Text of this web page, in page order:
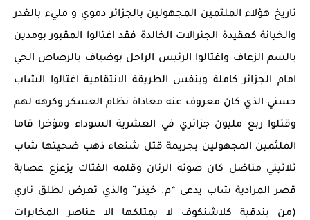
تاريخ هؤلاء الملثمين المجهولين بالجزائر دموي و مليء بالغدر
والخيانة كعقيدة الجنرالات الخالدة فقد اغتالوا المقبور بومدين
بالسم الزعاف واغتالوا الرئيس الراحل بوضياف بالرصاص الحي
امام الجزائر كاملة وبنفس الطريقة الانتقامية اغتالوا الشاب
حسني الذي كان معروف عنه معاداة نظام العسكر وكرهه لهم
وقتلوا ربع مليون جزائري في العشرية السوداء ومؤخرا قاما
الملثمين المجهولين بجريمة قتل شنعاء ذهب ضحيتها شاب
ثلاثيني مناضل كان صوته الرنان وقلمه الفتاك يزعزع عصابة
قصر المرادية شاب يدعى “م. خيذر” والذي تعرض لطلق ناري
(من بندقية كلاشنكوف لا يمتلكها الا عناصر المخابرات